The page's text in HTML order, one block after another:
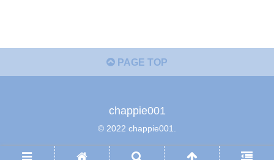
PAGE TOP
chappie001
© 2022 chappie001.